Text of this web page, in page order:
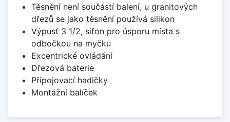
Těsnění není součástí balení, u granitových
dřezů se jako těsnění používá silikon
Výpusť 3 1/2, sifon pro úsporu místa s
odbočkou na myčku
Excentrické ovládání
Dřezová baterie
Připojovací hadičky
Montážní balíček